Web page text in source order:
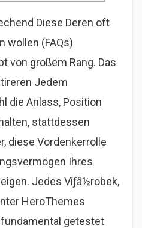
Diese Deren oft
wollen (FAQs)
von großem Rang. Das
Jedem
die Anlass, Position
stattdessen
diese Vordenkerrolle
Ihres
Jedes Víƒâ½robek,
HeroThemes
getestet